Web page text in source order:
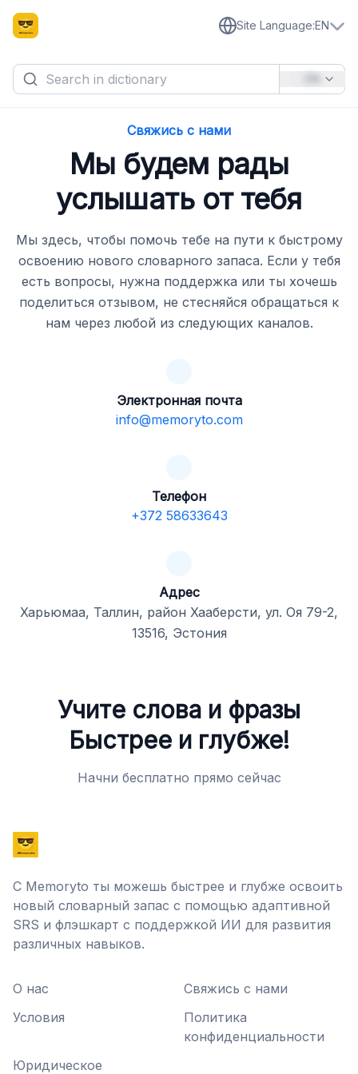
Site Language:EN
Свяжись с нами
Мы будем рады
услышать от тебя
Мы здесь, чтобы помочь тебе на пути к быстрому
освоению нового словарного запаса. Если у тебя
есть вопросы, нужна поддержка или ты хочешь
поделиться отзывом, не стесняйся обращаться к
нам через любой из следующих каналов.
Электронная почта
info@memoryto.com
Телефон
+372 58633643
Адрес
Харьюмаа, Таллин, район Хааберсти, ул. Оя 79-2,
13516, Эстония
Учите слова и фразы
Быстрее и глубже!
Начни бесплатно прямо сейчас
С Memoryto ты можешь быстрее и глубже освоить
новый словарный запас с помощью адаптивной
SRS и флэшкарт с поддержкой ИИ для развития
различных навыков.
О нас
Свяжись с нами
Условия
Политика
конфиденциальности
Юридическое